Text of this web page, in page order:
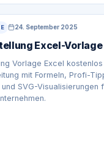
24. September 2025
Excel-Vorlage
Vorlage Excel
mit Formeln, Profi-
SVG-Visualisierungen